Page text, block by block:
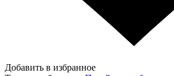
Добавить в избранное